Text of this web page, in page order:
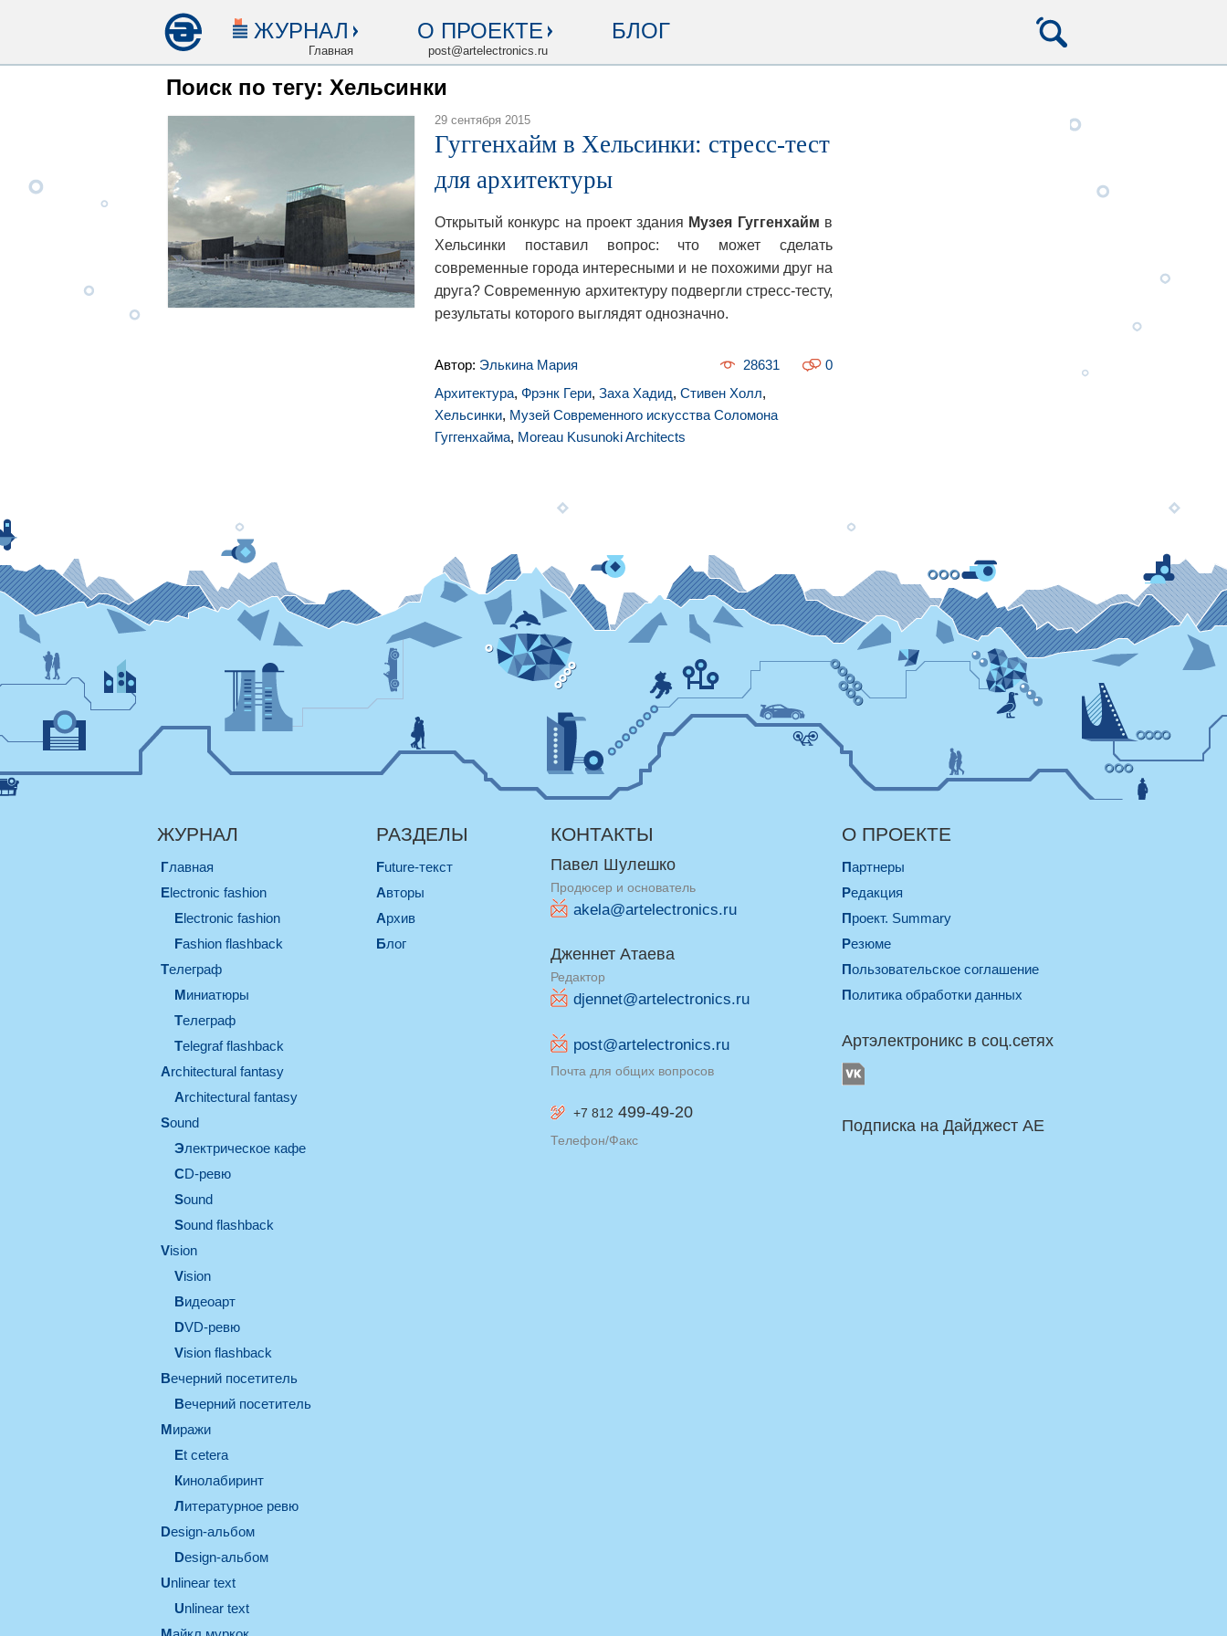
ЖУРНАЛ
Главная
О ПРОЕКТЕ
post@artelectronics.ru
БЛОГ
Поиск по тегу: Хельсинки
29 сентября 2015
Гуггенхайм в Хельсинки: стресс-тест
для архитектуры
Открытый конкурс на проект здания Музея Гуггенхайм в
Хельсинки поставил вопрос: что может сделать
современные города интересными и не похожими друг на
друга? Современную архитектуру подвергли стресс-тесту,
результаты которого выглядят однозначно.
Автор: Элькина Мария 0
28631
Архитектура, Фрэнк Гери, Заха Хадид, Стивен Холл,
Хельсинки, Музей Современного искусства Соломона
Гуггенхайма, Moreau Kusunoki Architects
ЖУРНАЛ
Главная
electronic fashion
electronic fashion
Fashion flashback
телеграф
миниатюры
телеграф
Telegraf flashback
architectural fantasy
architectural fantasy
sound
электрическое кафе
CD-ревю
sound
Sound flashback
vision
vision
видеоарт
DVD-ревю
Vision flashback
вечерний посетитель
вечерний посетитель
миражи
et cetera
кинолабиринт
литературное ревю
design-альбом
design-альбом
unlinear text
Unlinear text
РАЗДЕЛЫ
Future-текст
Авторы
Архив
Блог
КОНТАКТЫ
Павел Шулешко
Продюсер и основатель
akela@artelectronics.ru
Дженнет Атаева
Редактор
djennet@artelectronics.ru
post@artelectronics.ru
Почта для общих вопросов
+7 812 499-49-20
Телефон/Факс
О ПРОЕКТЕ
Партнеры
Редакция
Проект. Summary
Резюме
Пользовательское соглашение
Политика обработки данных
Артэлектроникс в соц.сетях
Подписка на Дайджест AE